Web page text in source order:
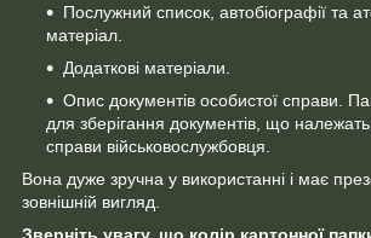
Послужний список, автобіографії та
матеріал.
Додаткові матеріали.
Опис документів особистої справи.
для зберігання документів, що
справи військовослужбовця.
Вона дуже зручна у використанні і має
зовнішній вигляд.